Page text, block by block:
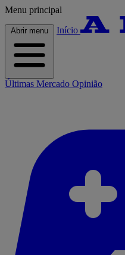
Menu principal
Abrir menu Início
Últimas Mercado Opinião